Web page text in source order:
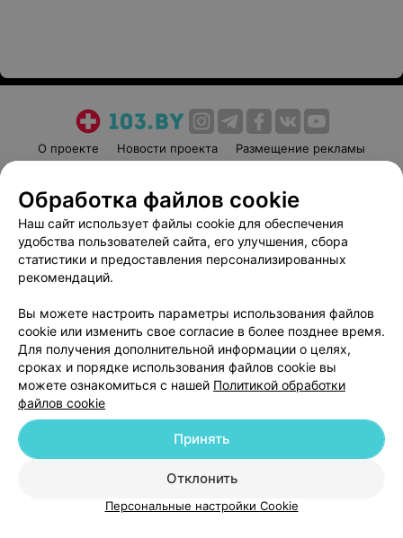
О проекте Новости проекта
Размещение рекламы
Пользовательское соглашение
Способы оплаты
Вакансии
Партнеры
Написать руководителю 103.by
Обработка персональных данных
© 2026 ООО «Артокс Лаб», УНП 191700409
| 220012, Республика Беларусь,
Служба поддержки +375 291212755
ВЫ ВЛАДЕЛЕЦ?
Обработка файлов cookie
Наш сайт использует файлы cookie для обеспечения
удобства пользователей сайта, его улучшения, сбора
статистики и предоставления персонализированных
рекомендаций.
Вы можете настроить параметры использования файлов
cookie или изменить свое согласие в более позднее время.
Для получения дополнительной информации о целях,
сроках и порядке использования файлов cookie вы
можете ознакомиться с нашей Политикой обработки
файлов cookie
Отклонить
Принять
Персональные настройки Cookie